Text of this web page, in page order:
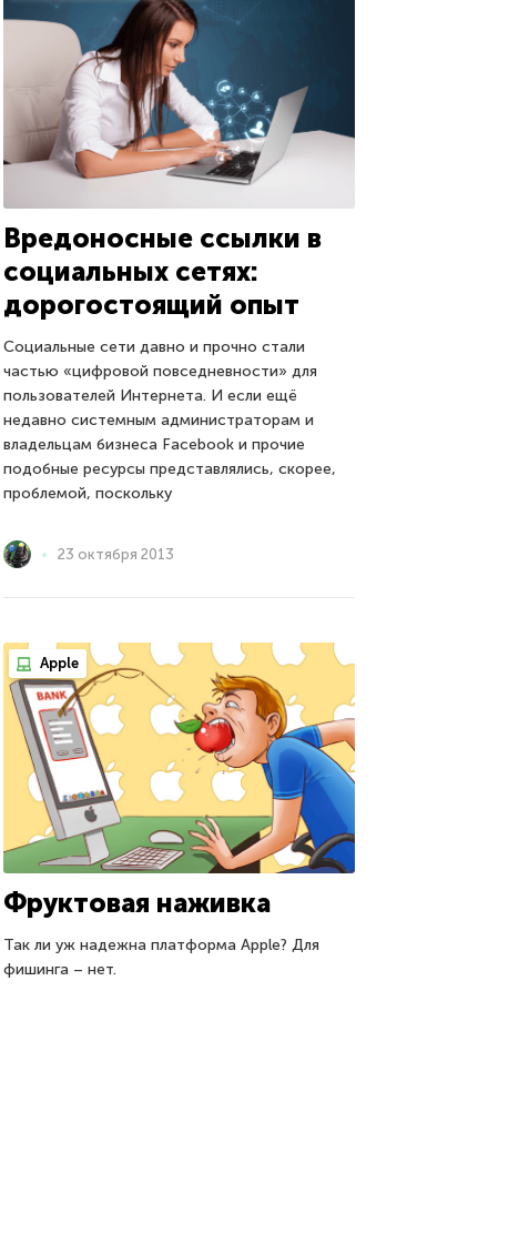
Вредоносные ссылки в
социальных сетях:
дорогостоящий опыт
Социальные сети давно и прочно стали
частью «цифровой повседневности» для
пользователей Интернета. И если ещё
недавно системным администраторам и
владельцам бизнеса Facebook и прочие
подобные ресурсы представлялись, скорее,
проблемой, поскольку
23 октября 2013
Apple
Фруктовая наживка
Так ли уж надежна платформа Apple? Для
фишинга – нет.